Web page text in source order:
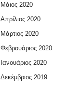
Μάιος 2020
Απρίλιος 2020
Μάρτιος 2020
Φεβρουάριος 2020
Ιανουάριος 2020
Δεκέμβριος 2019